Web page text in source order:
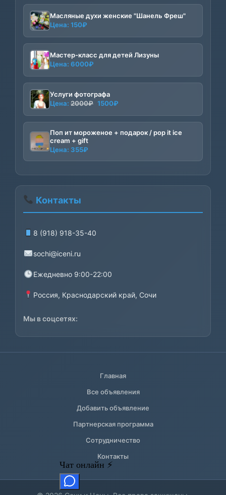
Масляные духи женские "Шанель Фреш"
Цена: 150₽
Мастер-класс для детей Лизуны
Цена: 6000₽
Услуги фотографа
Цена: 2000₽ Первоначальная
составляла
2000₽.
1500₽
1500₽.
Поп ит мороженое + подарок / pop it ice
cream + gift
Цена: 355₽
Контакты
8 (918) 918-35-40
sochi@iceni.ru
Ежедневно 9:00-22:00
Россия, Краснодарский край, Сочи
Мы в соцсетях:
Главная
Все объявления
Добавить объявление
Партнерская программа
Сотрудничество
Контакты